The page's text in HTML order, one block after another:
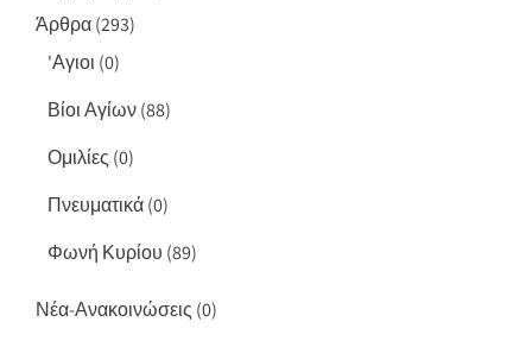
Άρθρα(293)
'Αγιοι (0)
Βίοι Αγίων(88)
Ομιλίες (0)
Πνευματικά(0)
Φωνή Κυρίου (89)
Νέα-Ανακοινώσεις (0)